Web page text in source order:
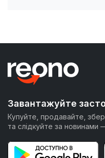
Завантажуйте
Купуйте, продавайте,
та слідкуйте за новинами